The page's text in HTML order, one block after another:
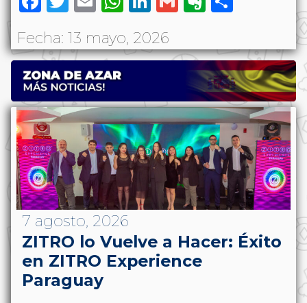
Fecha: 13 mayo, 2026
7 agosto, 2026
ZITRO lo Vuelve a Hacer: Éxito
en ZITRO Experience
Paraguay